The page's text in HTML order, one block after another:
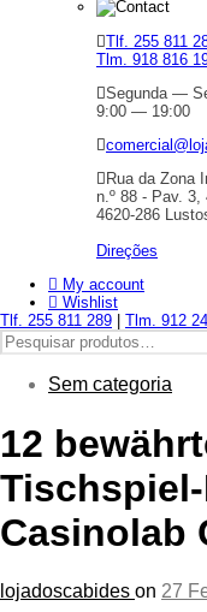
Tlf. 255 811
Tlm. 918 816
Segunda —
9:00 — 19:00
Rua da Zona
n.º 88 - Pav. 3,
4620-286
Direções
My account
Wishlist
Tlf. 255 811 289
Tlm. 912
Pesquisar
por:
Sem categoria
12
Casinolab
lojadoscabides on 27